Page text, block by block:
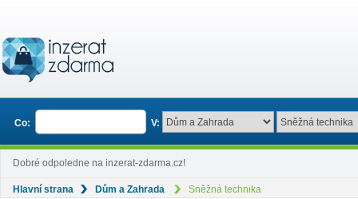
Co: V:
Dobré odpoledne na inzerat-zdarma.cz!
Hlavní strana Dům a Zahrada Sněžná technika